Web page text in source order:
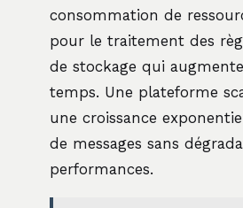
consommation de
pour le traitement des
de stockage qui
temps. Une plateforme
une croissance
de messages sans
performances.